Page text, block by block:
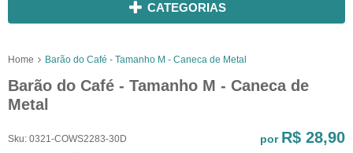
CATEGORIAS
Home Barão do Café - Tamanho M - Caneca de Metal
Barão do Café - Tamanho M - Caneca de
Metal
Sku: 0321-COWS2283-30D
por R$ 28,90